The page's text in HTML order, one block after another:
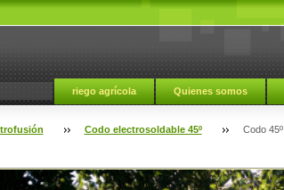
riego agrícola Quienes somos
Codo electrosoldable 45º
Codo 45º